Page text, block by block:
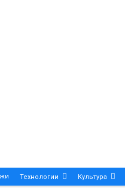
Технологии Культура